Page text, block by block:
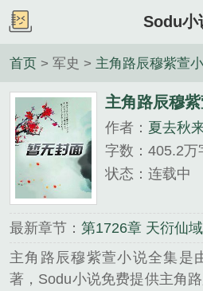
Sodu小
首页 > 军史 > 主角路辰穆紫萱
主角路辰穆
作者： 夏去秋
字数：405.2万
状态：连载中
最新章节： 第1726章 天衍仙
主角路辰穆紫萱小说全集是
著，Sodu小说免费提供主角